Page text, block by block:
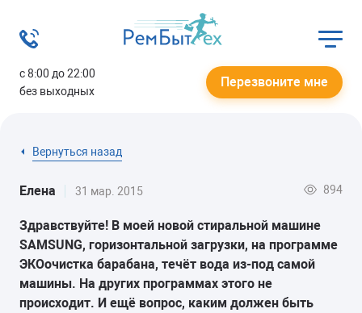
с 8:00 до 22:00
без выходных
Перезвоните мне
Вернуться назад
Елена 31 мар. 2015 894
Здравствуйте! В моей новой стиральной машине
SAMSUNG, горизонтальной загрузки, на программе
ЭКОочистка барабана, течёт вода из-под самой
машины. На других программах этого не
происходит. И ещё вопрос, каким должен быть